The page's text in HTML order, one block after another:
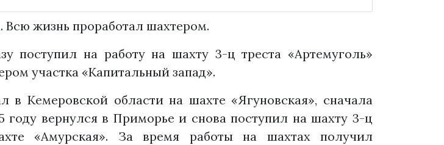
Всю жизнь проработал шахтером.
поступил на работу на шахту 3-ц треста «Артемуголь»
участка «Капитальный запад».
в Кемеровской области на шахте «Ягуновская», сначала
году вернулся в Приморье и снова поступил на шахту 3-ц
«Амурская». За время работы на шахтах получил